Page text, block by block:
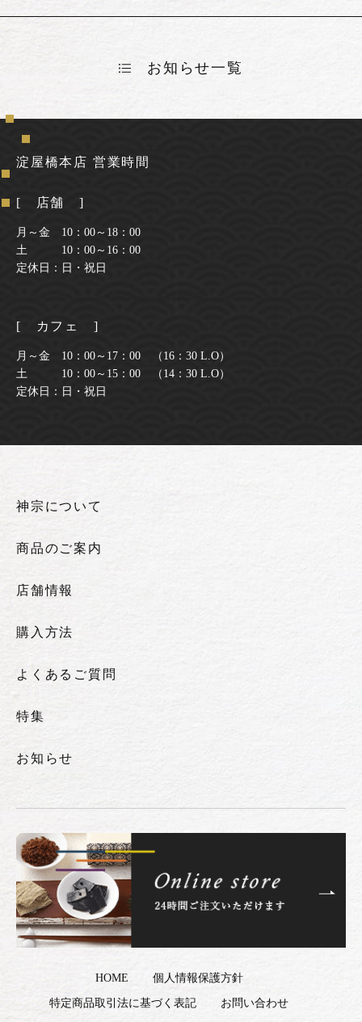
お知らせ一覧
淀屋橋本店 営業時間
[ 店舗 ]
月～金 10：00～18：00
土 10：00～16：00
定休日：日・祝日
[ カフェ ]
月～金 10：00～17：00 （16：30 L.O）
土 10：00～15：00 （14：30 L.O）
定休日：日・祝日
神宗について
商品のご案内
店舗情報
購入方法
よくあるご質問
特集
お知らせ
HOME 個人情報保護方針
特定商品取引法に基づく表記 お問い合わせ